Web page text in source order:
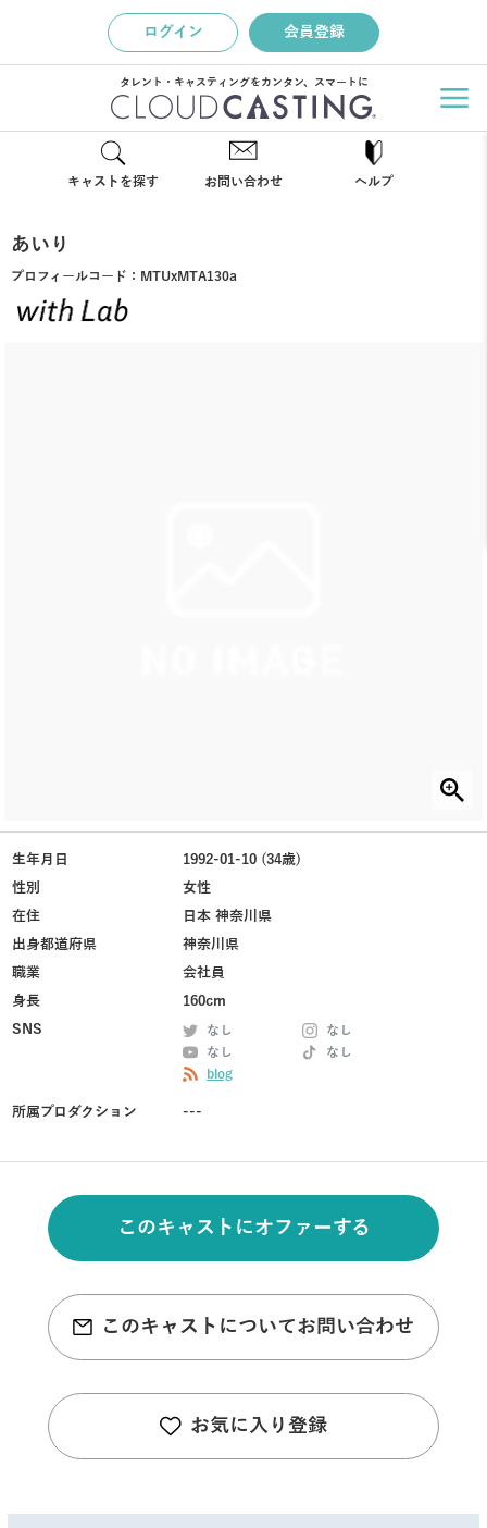
ログイン 会員登録
タレント・キャスティングをカンタン、スマートに
キャストを探す お問い合わせ ヘルプ
あいり
プロフィールコード： MTUxMTA130a
生年月日
1992-01-10 (34歳)
性別
女性
在住
日本 神奈川県
出身都道府県
神奈川県
職業
会社員
身長
160cm
SNS
なし
なし
なし
なし
blog
所属プロダクション ---
このキャストにオファーする
このキャストについてお問い合わせ
お気に入り登録